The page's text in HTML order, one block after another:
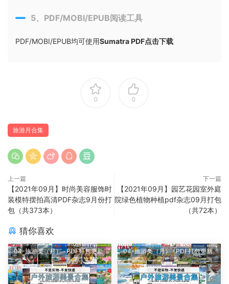
5、PDF/MOBI/EPUB阅读工具
PDF/MOBI/EPUB均可使用Sumatra PDF点击下载
0 0
旅游月合集
上一篇
【2021年09月】时尚美容服饰时
装模特摆拍高清PDF杂志9月份打
包（共373本）
下一篇
【2021年09月】园艺花园室外庭
院绿色植物种植pdf杂志09月打包
（共72本）
猜你喜欢
04-旅游类（月）·PDF打包更新 04-旅游类（月）·PDF打包更新